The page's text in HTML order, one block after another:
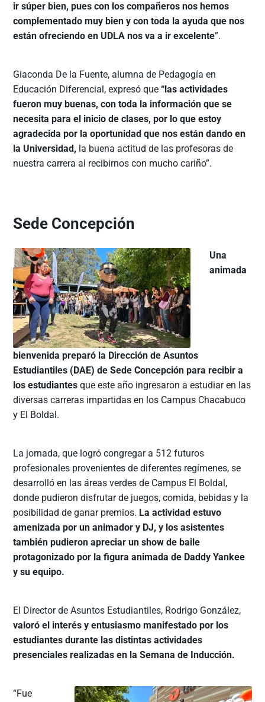
ir súper bien, pues con los compañeros nos hemos
complementado muy bien y con toda la ayuda que nos
están ofreciendo en UDLA nos va a ir excelente”.
Giaconda De la Fuente, alumna de Pedagogía en
Educación Diferencial, expresó que“las actividades
fueron muy buenas, con toda la información que se
necesita para el inicio de clases, por lo que estoy
agradecida por la oportunidad que nos están dando en
la Universidad, la buena actitud de las profesoras de
nuestra carrera al recibirnos con mucho cariño”.
Sede Concepción
Una
animada
bienvenida preparó la Dirección de Asuntos
Estudiantiles (DAE) de Sede Concepción para recibir a
los estudiantes que este año ingresaron a estudiar en las
diversas carreras impartidas en los Campus Chacabuco
y El Boldal.
La jornada, que logró congregar a 512 futuros
profesionales provenientes de diferentes regímenes, se
desarrolló en las áreas verdes de Campus El Boldal,
donde pudieron disfrutar de juegos, comida, bebidas y la
posibilidad de ganar premios. La actividad estuvo
amenizada por un animador y DJ, y los asistentes
también pudieron apreciar un show de baile
protagonizado por la figura animada de Daddy Yankee
y su equipo.
El Director de Asuntos Estudiantiles, Rodrigo González,
valoró el interés y entusiasmo manifestado por los
estudiantes durante las distintas actividades
presenciales realizadas en la Semana de Inducción.
“Fue